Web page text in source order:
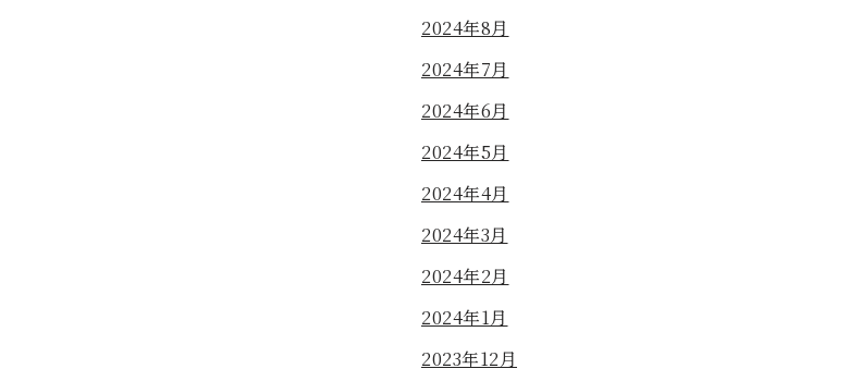
2024年8月
2024年7月
2024年6月
2024年5月
2024年4月
2024年3月
2024年2月
2024年1月
2023年12月